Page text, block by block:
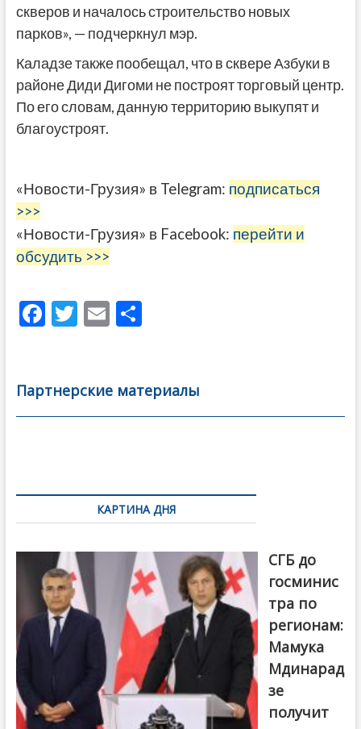
скверов и началось строительство новых
парков», — подчеркнул мэр.
Каладзе также пообещал, что в сквере Азбуки в
районе Диди Дигоми не построят торговый центр.
По его словам, данную территорию выкупят и
благоустроят.
«Новости-Грузия» в Telegram: подписаться
>>>
«Новости-Грузия» в Facebook: перейти и
обсудить >>>
F
b
o
T
er
E
l
О
а
в
Партнерские материалы
по
записямКАРТИНА ДНЯ
СГБ до
госминис
тра по
регионам:
Мамука
Мдинарад
зе
получит